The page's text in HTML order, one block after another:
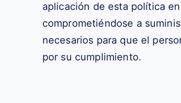
aplicación de esta política
comprometiéndose a
necesarios para que el
por su cumplimiento.